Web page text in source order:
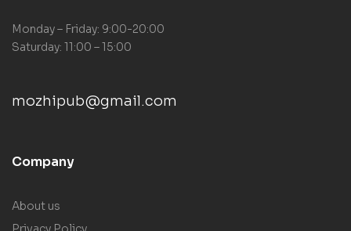
Monday – Friday: 9:00-20:00
Saturday: 11:00 – 15:00
mozhipub@gmail.com
Company
About us